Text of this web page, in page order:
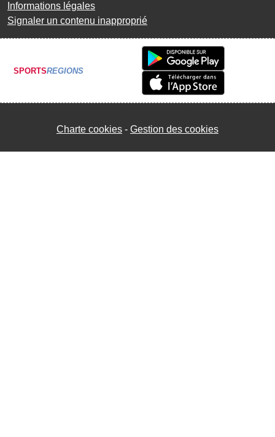
Informations légales
Signaler un contenu inapproprié
SPORTSREGIONS
Charte cookies Gestion des cookies